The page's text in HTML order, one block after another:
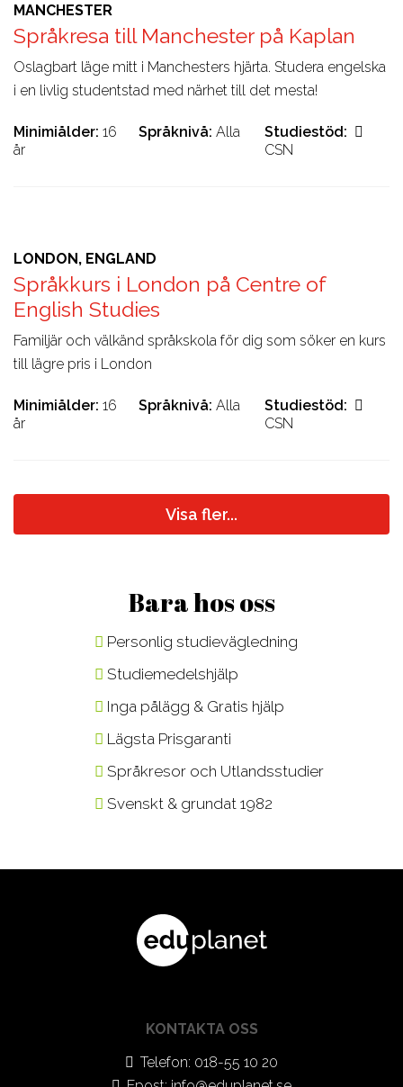
MANCHESTER
Språkresa till Manchester på Kaplan
Oslagbart läge mitt i Manchesters hjärta. Studera engelska
i en livlig studentstad med närhet till det mesta!
Minimiålder 16
år
Språknivå Alla
Studiestöd
CSN
LONDON, ENGLAND
Språkkurs i London på Centre of
English Studies
Familjär och välkänd språkskola för dig som söker en kurs
till lägre pris i London
Minimiålder 16
år
Språknivå Alla
Studiestöd
CSN
Visa fler...
Bara hos oss
Personlig studievägledning
Studiemedelshjälp
Inga pålägg & Gratis hjälp
Lägsta Prisgaranti
Språkresor och Utlandsstudier
Svenskt & grundat 1982
KONTAKTA OSS
Telefon: 018-55 10 20